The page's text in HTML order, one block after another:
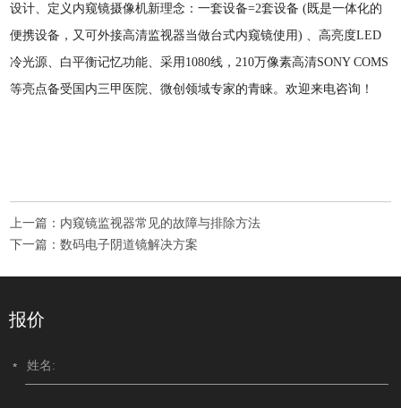
设计、定义内窥镜摄像机新理念：一套设备=2套设备 (既是一体化的
便携设备，又可外接高清监视器当做台式内窥镜使用) 、高亮度LED
冷光源、白平衡记忆功能、采用1080线，210万像素高清SONY COMS
等亮点备受国内三甲医院、微创领域专家的青睐。欢迎来电咨询！
上一篇： 内窥镜监视器常见的故障与排除方法
下一篇：数码电子阴道镜解决方案
报价